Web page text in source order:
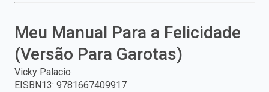
and
press
Meu Manual Para a Felicidade
(Versão Para Garotas)
Vicky Palacio
EISBN13: 9781667409917